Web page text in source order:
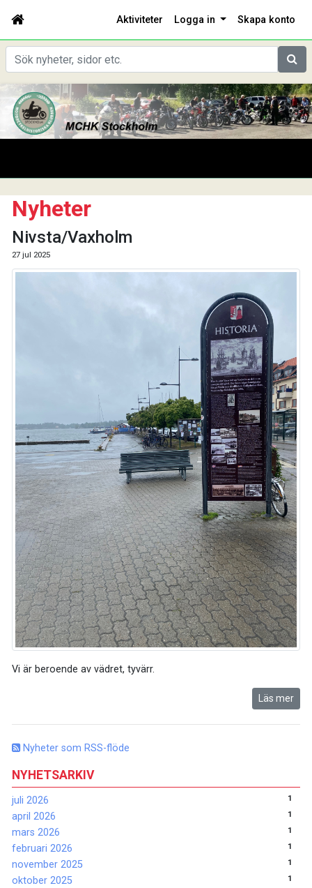
Aktiviteter Logga in Skapa konto
Sök
Nyheter som RSS-flöde
NYHETSARKIV
juli 2026 1
april 2026 1
mars 2026 1
februari 2026 1
november 2025 1
oktober 2025 1
Nyheter
Nivsta/Vaxholm
27 jul 2025
Vi är beroende av vädret, tyvärr.
Läs mer